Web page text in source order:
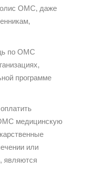
ОМС, даже
по ОМС
программе
медицинскую
или
являются